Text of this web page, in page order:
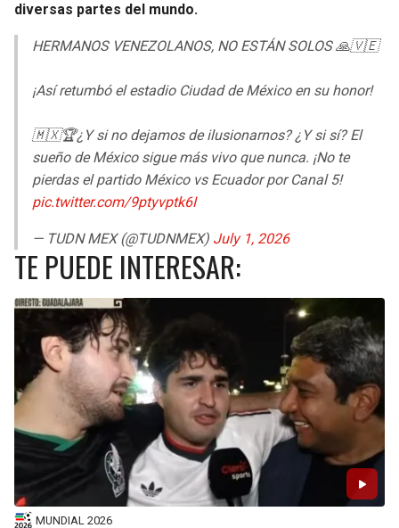
diversas partes del mundo.
HERMANOS VENEZOLANOS, NO ESTÁN SOLOS 🙏🇻🇪
¡Así retumbó el estadio Ciudad de México en su honor!
🇲🇽🏆¿Y si no dejamos de ilusionarnos? ¿Y si sí? El
sueño de México sigue más vivo que nunca. ¡No te
pierdas el partido México vs Ecuador por Canal 5!
pic.twitter.com/9ptyvptk6I
— TUDN MEX (@TUDNMEX) July 1, 2026
TE PUEDE INTERESAR:
MUNDIAL 2026